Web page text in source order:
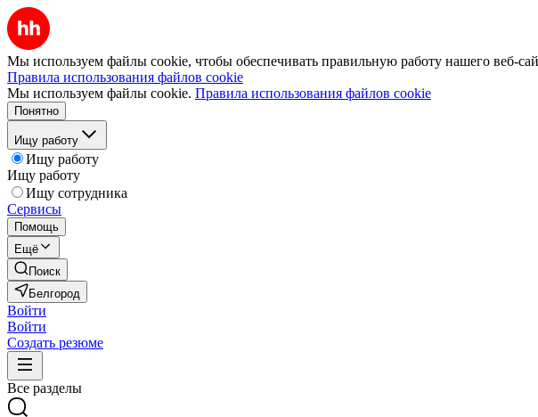
Мы используем файлы cookie, чтобы обеспечивать правильную работу нашего веб-
Правила использования файлов cookie
Мы используем файлы cookie. Правила использования файлов cookie
Понятно
Ищу работу
Ищу работу
Ищу работу
Ищу сотрудника
Сервисы
Помощь
Ещё
Поиск
Белгород
Войти
Войти
Создать резюме
Все разделы